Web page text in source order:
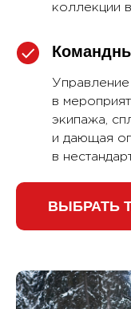
коллекции
в
экипажа,
и дающая
в
ВЫБРАТЬ